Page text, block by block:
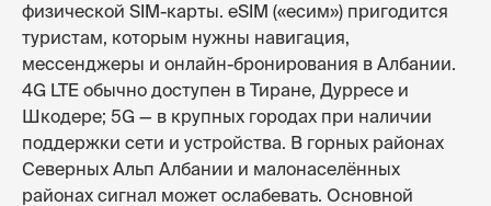
физической SIM-карты. eSIM («есим») пригодится
туристам, которым нужны навигация,
мессенджеры и онлайн-бронирования в Албании.
4G LTE обычно доступен в Тиране, Дурресе и
Шкодере; 5G — в крупных городах при наличии
поддержки сети и устройства. В горных районах
Северных Альп Албании и малонаселённых
районах сигнал может ослабевать. Основной